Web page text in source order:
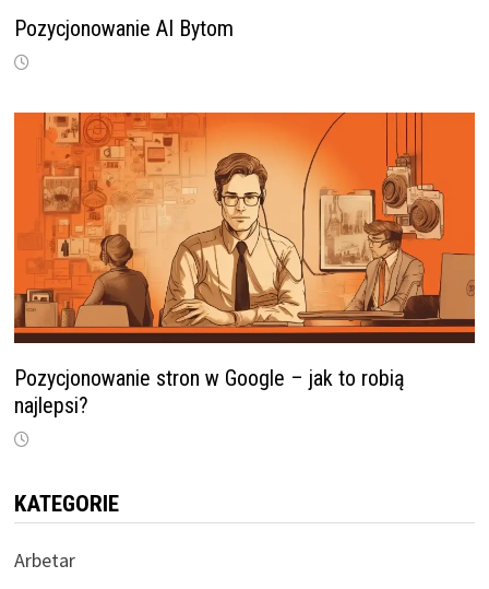
Pozycjonowanie AI Bytom
Pozycjonowanie stron w Google – jak to robią
najlepsi?
KATEGORIE
Arbetar